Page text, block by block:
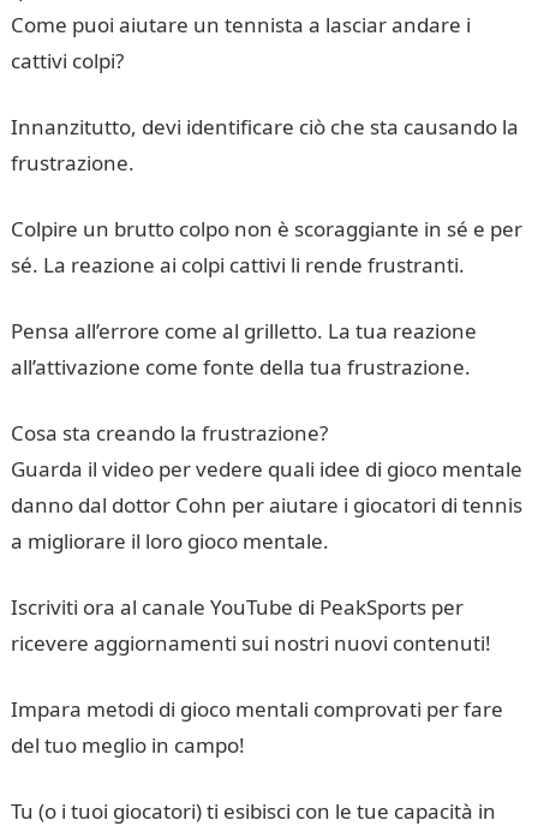
Come puoi aiutare un tennista a lasciar andare i
cattivi colpi?
Innanzitutto, devi identificare ciò che sta causando la
frustrazione.
Colpire un brutto colpo non è scoraggiante in sé e per
sé. La reazione ai colpi cattivi li rende frustranti.
Pensa all’errore come al grilletto. La tua reazione
all’attivazione come fonte della tua frustrazione.
Cosa sta creando la frustrazione?
Guarda il video per vedere quali idee di gioco mentale
danno dal dottor Cohn per aiutare i giocatori di tennis
a migliorare il loro gioco mentale.
Iscriviti ora al canale YouTube di PeakSports per
ricevere aggiornamenti sui nostri nuovi contenuti!
Impara metodi di gioco mentali comprovati per fare
del tuo meglio in campo!
Tu (o i tuoi giocatori) ti esibisci con le tue capacità in